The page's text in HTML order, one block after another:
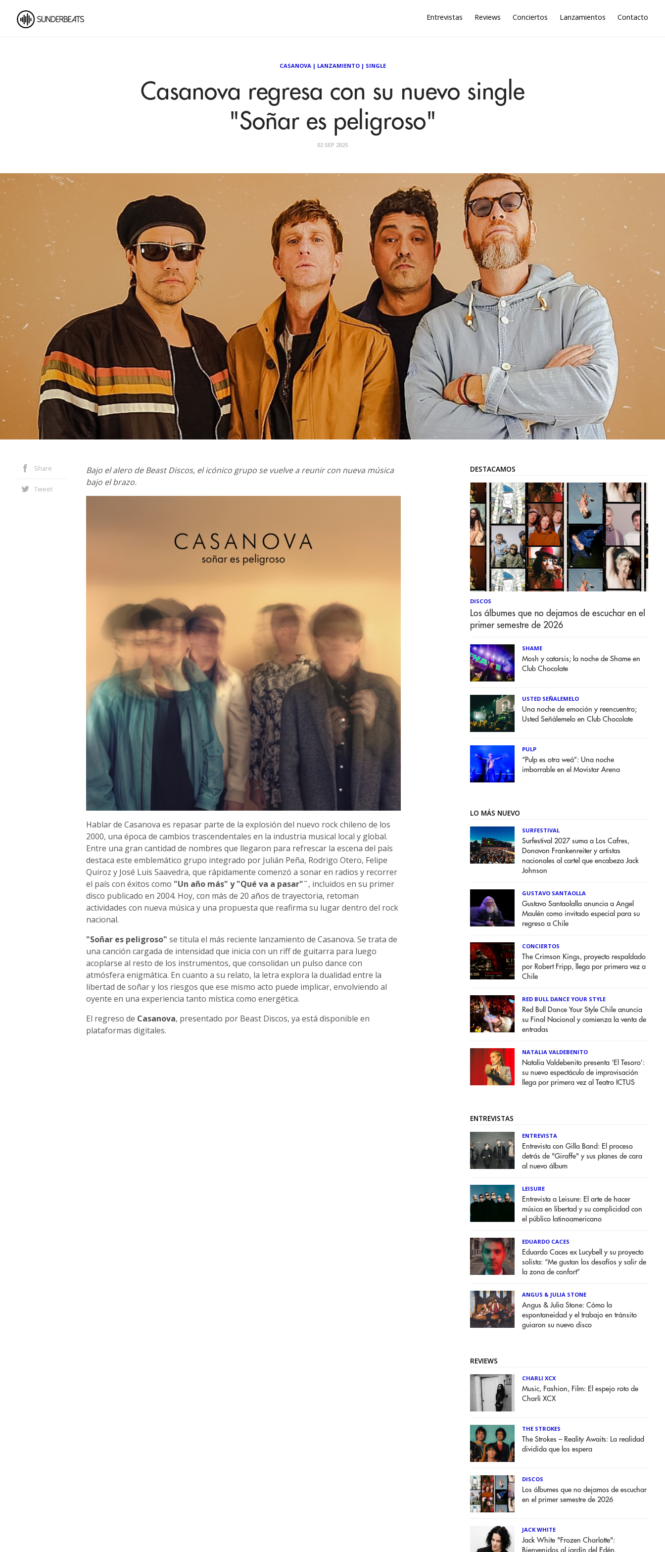
Entrevistas Reviews Conciertos Lanzamientos Contacto
CASANOVA| LANZAMIENTO| SINGLE
Casanova regresa con su nuevo single
"Soñar es peligroso"
02 SEP 2025
Share
Tweet
Bajo el alero de Beast Discos, el icónico grupo se vuelve a reunir con nueva música
bajo el brazo.
Hablar de Casanova es repasar parte de la explosión del nuevo rock chileno de los
2000, una época de cambios trascendentales en la industria musical local y global.
Entre una gran cantidad de nombres que llegaron para refrescar la escena del país
destaca este emblemático grupo integrado por Julián Peña, Rodrigo Otero, Felipe
Quiroz y José Luis Saavedra, que rápidamente comenzó a sonar en radios y recorrer
el país con éxitos como "Un año más" y "Qué va a pasar"¨, incluidos en su primer
disco publicado en 2004. Hoy, con más de 20 años de trayectoria, retoman
actividades con nueva música y una propuesta que reafirma su lugar dentro del rock
nacional.
"Soñar es peligroso" se titula el más reciente lanzamiento de Casanova. Se trata de
una canción cargada de intensidad que inicia con un riff de guitarra para luego
acoplarse al resto de los instrumentos, que consolidan un pulso dance con
atmósfera enigmática. En cuanto a su relato, la letra explora la dualidad entre la
libertad de soñar y los riesgos que ese mismo acto puede implicar, envolviendo al
oyente en una experiencia tanto mística como energética.
El regreso de Casanova, presentado por Beast Discos, ya está disponible en
plataformas digitales.
DESTACAMOS
DISCOS
Los álbumes que no dejamos de escuchar en el
primer semestre de 2026
SHAME
Mosh y catarsis; la noche de Shame en
Club Chocolate
USTED SEÑALEMELO
Una noche de emoción y reencuentro;
Usted Señálemelo en Club Chocolate
PULP
“Pulp es otra weá”: Una noche
imborrable en el Movistar Arena
LO MÁS NUEVO
SURFESTIVAL
Surfestival 2027 suma a Los Cafres,
Donavon Frankenreiter y artistas
nacionales al cartel que encabeza Jack
Johnson
GUSTAVO SANTAOLLA
Gustavo Santaolalla anuncia a Angel
Maulén como invitado especial para su
regreso a Chile
CONCIERTOS
The Crimson Kings, proyecto respaldado
por Robert Fripp, llega por primera vez a
Chile
RED BULL DANCE YOUR STYLE
Red Bull Dance Your Style Chile anuncia
su Final Nacional y comienza la venta de
entradas
NATALIA VALDEBENITO
Natalia Valdebenito presenta ‘El Tesoro’:
su nuevo espectáculo de improvisación
llega por primera vez al Teatro ICTUS
ENTREVISTAS
ENTREVISTA
Entrevista con Gilla Band: El proceso
detrás de "Giraffe" y sus planes de cara
al nuevo álbum
LEISURE
Entrevista a Leisure: El arte de hacer
música en libertad y su complicidad con
el público latinoamericano
EDUARDO CACES
Eduardo Caces ex Lucybell y su proyecto
solista: “Me gustan los desafíos y salir de
la zona de confort”
ANGUS & JULIA STONE
Angus & Julia Stone: Cómo la
espontaneidad y el trabajo en tránsito
guiaron su nuevo disco
REVIEWS
CHARLI XCX
Music, Fashion, Film: El espejo roto de
Charli XCX
THE STROKES
The Strokes – Reality Awaits: La realidad
dividida que los espera
DISCOS
Los álbumes que no dejamos de escuchar
en el primer semestre de 2026
JACK WHITE
Jack White "Frozen Charlotte":
Bienvenidos al jardín del Edén.